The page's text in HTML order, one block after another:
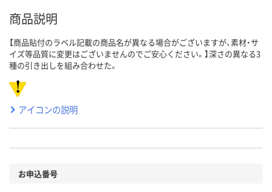
商品説明
【商品貼付のラベル記載の商品名が異なる場合がございますが、素材・サ
イズ等品質に変更はございませんのでご安心ください。】深さの異なる3
種の引き出しを組み合わせた。
アイコンの説明
お申込番号